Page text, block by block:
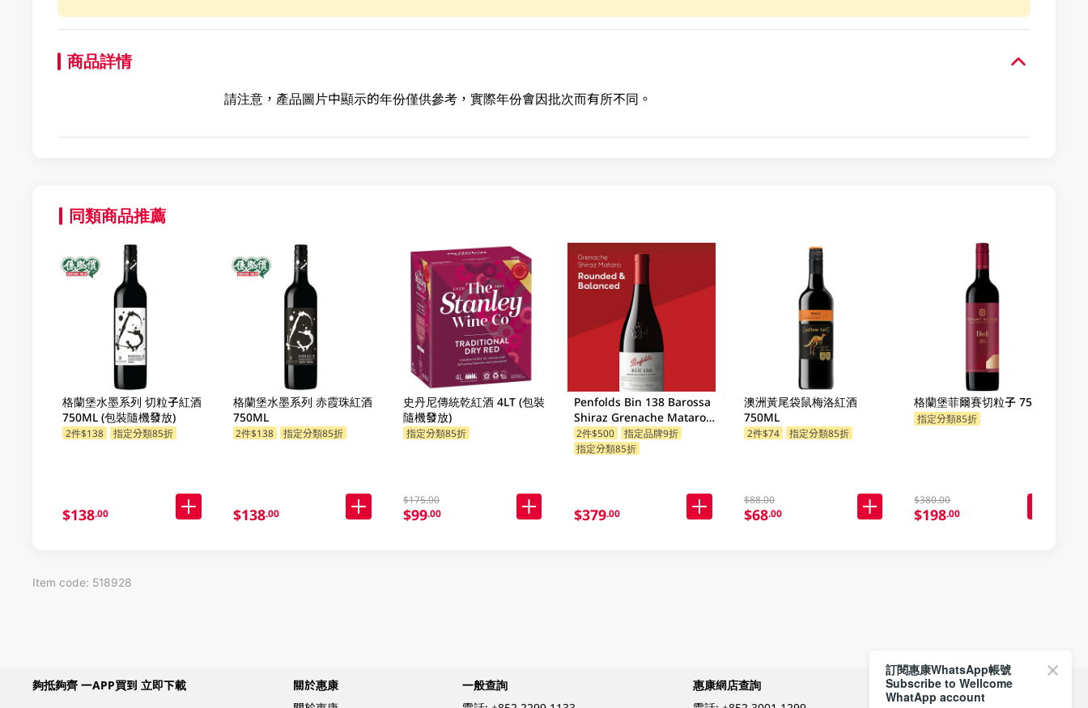
商品詳情
請注意，產品圖片中顯示的年份僅供參考，實際年份會因批次而有所不同。
同類商品推薦
格蘭堡水墨系列 切粒子紅酒
750ML (包裝隨機發放)
2件$138 指定分類85折
$138.00
格蘭堡水墨系列 赤霞珠紅酒
750ML
2件$138 指定分類85折
$138.00
史丹尼傳統乾紅酒 4LT (包裝
隨機發放)
指定分類85折
$175.00
$99.00
Penfolds Bin 138 Barossa
Shiraz Grenache Mataro
750ML
2件$500
指定品牌9折
指定分類85折
$379.00
澳洲黃尾袋鼠梅洛紅酒
750ML
2件$74 指定分類85折
$88.00
$68.00
格蘭堡菲爾賽切粒子 750ML
指定分類85折
$380.00
$198.00
Item code: 518928
夠抵夠齊 一APP買到 立即下載
關於惠康
一般查詢
惠康網店查詢
付款方式
訂閱惠康WhatsApp帳號
Subscribe to Wellcome
WhatApp account